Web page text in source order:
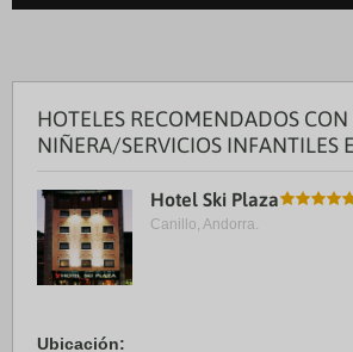
HOTELES RECOMENDADOS CON
NIÑERA/SERVICIOS INFANTILES
Hotel Ski Plaza
Canillo, Andorra.
Ubicación: